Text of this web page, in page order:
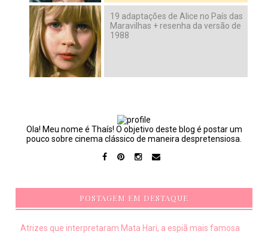
19 adaptações de Alice no País das
Maravilhas + resenha da versão de
1988
Ola! Meu nome é Thaís! O objetivo deste blog é postar um
pouco sobre cinema clássico de maneira despretensiosa.
POSTAGEM EM DESTAQUE
Atrizes que interpretaram Mata Hari, a espiã mais famosa